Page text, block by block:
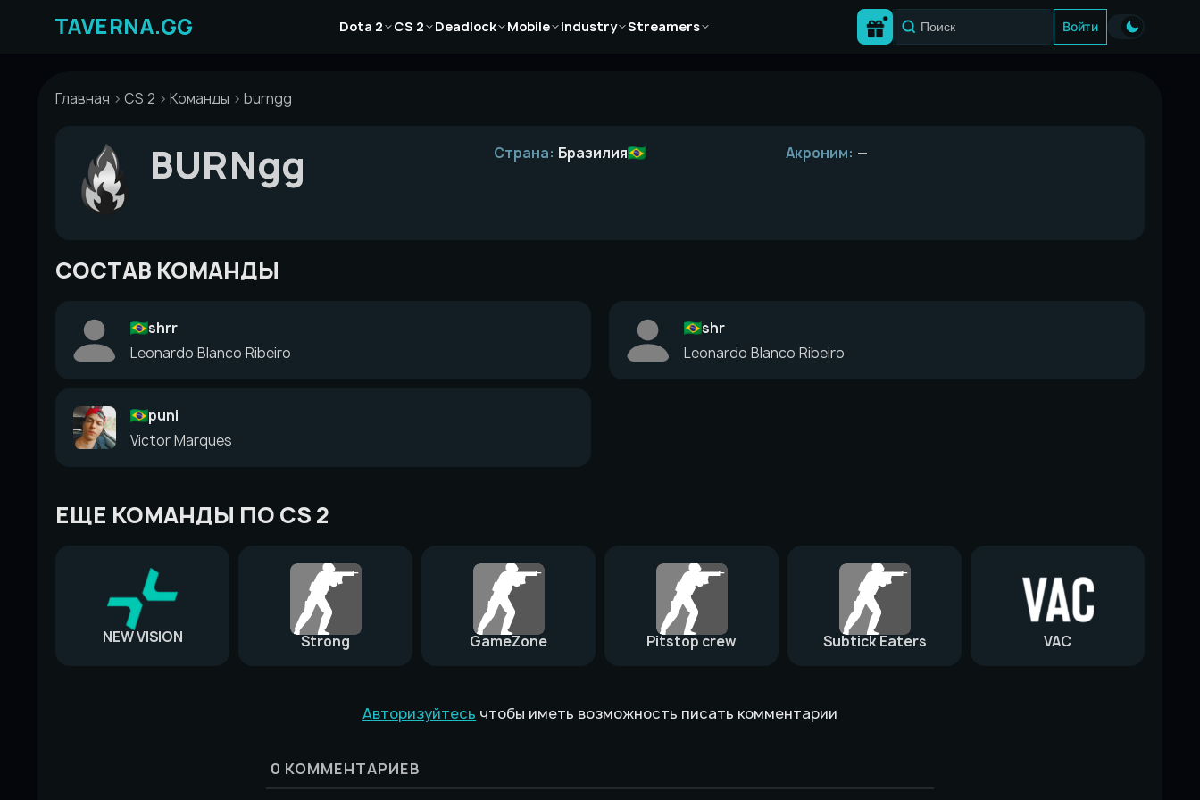
Dota 2
Статьи CS 2
СтатьиDeadlock
Статьи
Mobile
Статьи Industry
Статьи
Streamers
Статьи
Войти
Главная CS 2 Команды burngg
BURNgg Страна: Бразилия Акроним: —
СОСТАВ КОМАНДЫ
shrr
Leonardo Blanco Ribeiro
shr
Leonardo Blanco Ribeiro
puni
Victor Marques
ЕЩЕ КОМАНДЫ ПО CS 2
NEW VISION Strong GameZone Pitstop crew Subtick Eaters VAC
Авторизуйтесь чтобы иметь возможность писать комментарии
0 КОММЕНТАРИЕВ